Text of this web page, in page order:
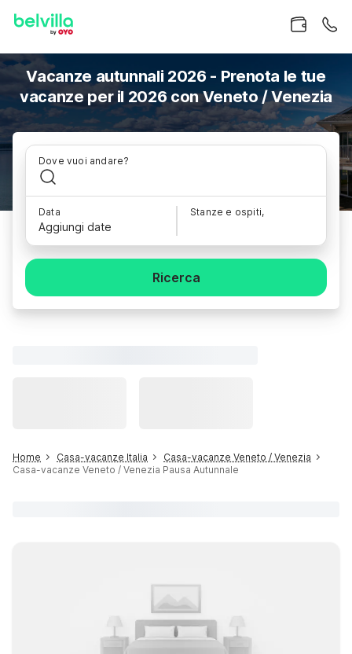
Vacanze autunnali 2026 - Prenota le tue
vacanze per il 2026 con Veneto / Venezia
Dove vuoi andare?
Data
Aggiungi date
Stanze e ospiti,
Ricerca
Home Casa-vacanze Italia
Casa-vacanze Veneto / Venezia
Casa-vacanze Veneto / Venezia Pausa Autunnale